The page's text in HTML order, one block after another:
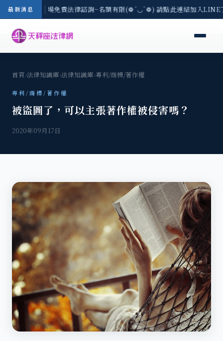
最新消息
區-8/3(一) 現場免費法律諮詢~名額有限(❁´◡`❁) 請點此連結加入
首頁›法律知識庫›法律知識庫›專利/商標/著作權
專利/商標/著作權
被盜圖了，可以主張著作權被侵害嗎？
2020年09月17日